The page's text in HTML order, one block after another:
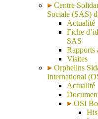
Centre
Sociale (SAS)
Actualité
Fiche
SAS
Rapports
Visites
Orphelins
International
Actualité
OSI